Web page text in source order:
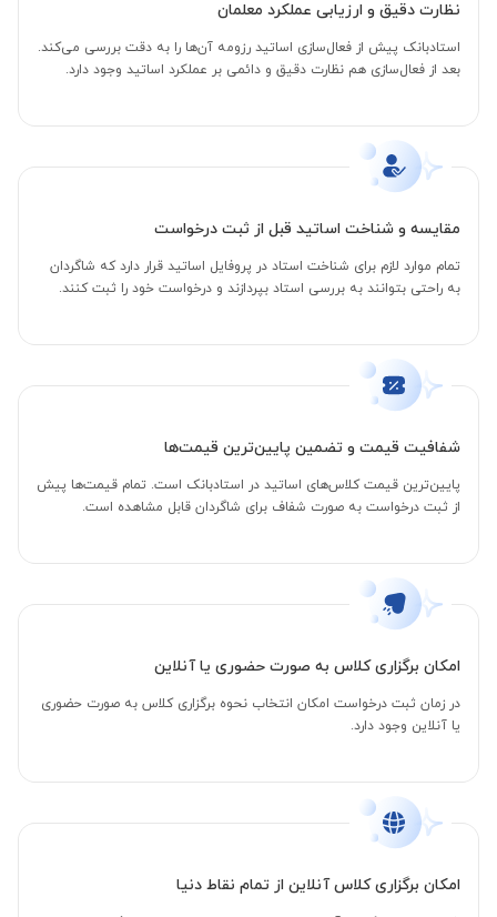
نظارت دقیق و ارزیابی عملکرد معلمان
استادبانک پیش از فعال‌سازی اساتید رزومه آن‌ها را به دقت بررسی می‌کند.
بعد از فعال‌سازی هم نظارت دقیق و دائمی بر عملکرد اساتید وجود دارد.
مقایسه و شناخت اساتید قبل از ثبت درخواست
تمام موارد لازم برای شناخت استاد در پروفایل اساتید قرار دارد که شاگردان
به راحتی بتوانند به بررسی استاد بپردازند و درخواست خود را ثبت کنند.
شفافیت قیمت و تضمین پایین‌ترین قیمت‌ها
پایین‌ترین قیمت کلاس‌های اساتید در استادبانک است. تمام قیمت‌ها پیش
از ثبت درخواست به صورت شفاف برای شاگردان قابل مشاهده است.
امکان برگزاری کلاس به صورت حضوری یا آنلاین
در زمان ثبت درخواست امکان انتخاب نحوه برگزاری کلاس به صورت حضوری
یا آنلاین وجود دارد.
امکان برگزاری کلاس آنلاین از تمام نقاط دنیا